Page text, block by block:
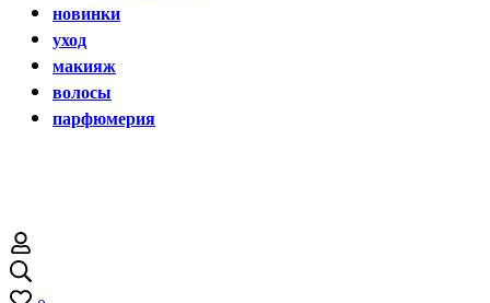
новинки
уход
макияж
волосы
парфюмерия